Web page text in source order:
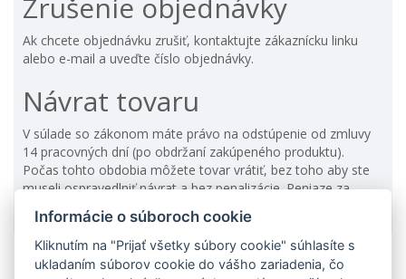
Zrušenie objednávky
Ak chcete objednávku zrušiť, kontaktujte zákaznícku linku
alebo e-mail a uveďte číslo objednávky.
Návrat tovaru
V súlade so zákonom máte právo na odstúpenie od zmluvy
14 pracovných dní (po obdržaní zakúpeného produktu).
Počas tohto obdobia môžete tovar vrátiť, bez toho aby ste
museli ospravedlniť návrat a bez penalizácie. Peniaze za
tovar Vám budú vrátené na účet.
Informácie o súboroch cookie
Kliknutím na "Prijať všetky súbory cookie" súhlasíte s
ukladaním súborov cookie do vášho zariadenia, čo